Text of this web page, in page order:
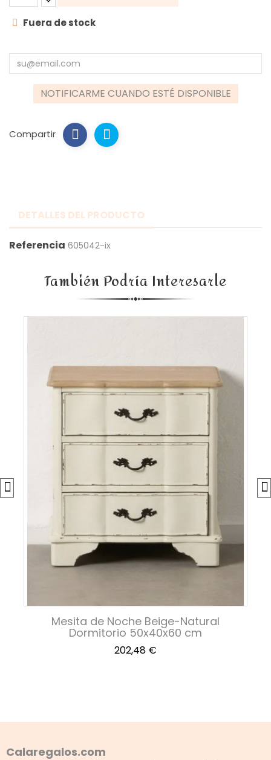
Fuera de stock
NOTIFICARME CUANDO ESTÉ DISPONIBLE
Compartir
DETALLES DEL PRODUCTO
Referencia 605042-ix
También Podría Interesarle
Mesita de Noche Beige-Natural
Dormitorio 50x40x60 cm
Precio
202,48 €
Calaregalos.com